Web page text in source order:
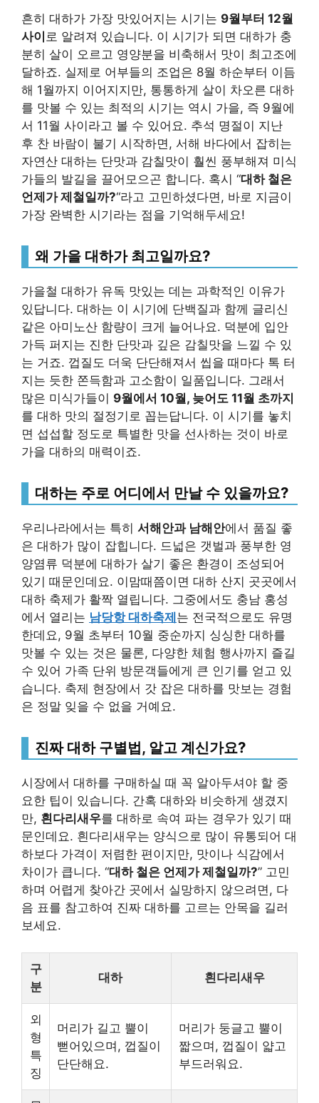
흔히 대하가 가장 맛있어지는 시기는 9월부터 12월
사이 로 알려져 있습니다. 이 시기가 되면 대하가 충
분히 살이 오르고 영양분을 비축해서 맛이 최고조에
달하죠. 실제로 어부들의 조업은 8월 하순부터 이듬
해 1월까지 이어지지만, 통통하게 살이 차오른 대하
를 맛볼 수 있는 최적의 시기는 역시 가을, 즉 9월에
서 11월 사이라고 볼 수 있어요. 추석 명절이 지난
후 찬 바람이 불기 시작하면, 서해 바다에서 잡히는
자연산 대하는 단맛과 감칠맛이 훨씬 풍부해져 미식
가들의 발길을 끌어모으곤 합니다. 혹시 “대하 철은
언제가 제철일까?“라고 고민하셨다면, 바로 지금이
가장 완벽한 시기라는 점을 기억해두세요!
왜 가을 대하가 최고일까요?
가을철 대하가 유독 맛있는 데는 과학적인 이유가
있답니다. 대하는 이 시기에 단백질과 함께 글리신
같은 아미노산 함량이 크게 늘어나요. 덕분에 입안
가득 퍼지는 진한 단맛과 깊은 감칠맛을 느낄 수 있
는 거죠. 껍질도 더욱 단단해져서 씹을 때마다 톡 터
지는 듯한 쫀득함과 고소함이 일품입니다. 그래서
많은 미식가들이 9월에서 10월, 늦어도 11월 초까지
를 대하 맛의 절정기로 꼽는답니다. 이 시기를 놓치
면 섭섭할 정도로 특별한 맛을 선사하는 것이 바로
가을 대하의 매력이죠.
대하는 주로 어디에서 만날 수 있을까요?
우리나라에서는 특히 서해안과 남해안에서 품질 좋
은 대하가 많이 잡힙니다. 드넓은 갯벌과 풍부한 영
양염류 덕분에 대하가 살기 좋은 환경이 조성되어
있기 때문인데요. 이맘때쯤이면 대하 산지 곳곳에서
대하 축제가 활짝 열립니다. 그중에서도 충남 홍성
에서 열리는 남당항 대하축제는 전국적으로도 유명
한데요, 9월 초부터 10월 중순까지 싱싱한 대하를
맛볼 수 있는 것은 물론, 다양한 체험 행사까지 즐길
수 있어 가족 단위 방문객들에게 큰 인기를 얻고 있
습니다. 축제 현장에서 갓 잡은 대하를 맛보는 경험
은 정말 잊을 수 없을 거예요.
진짜 대하 구별법, 알고 계신가요?
시장에서 대하를 구매하실 때 꼭 알아두셔야 할 중
요한 팁이 있습니다. 간혹 대하와 비슷하게 생겼지
만, 흰다리새우를 대하로 속여 파는 경우가 있기 때
문인데요. 흰다리새우는 양식으로 많이 유통되어 대
하보다 가격이 저렴한 편이지만, 맛이나 식감에서
차이가 큽니다. “대하 철은 언제가 제철일까?” 고민
하며 어렵게 찾아간 곳에서 실망하지 않으려면, 다
음 표를 참고하여 진짜 대하를 고르는 안목을 길러
보세요.
구
분
대하 흰다리새우
외
형
특
징
머리가 길고 뿔이
뻗어있으며, 껍질이
단단해요.
머리가 둥글고 뿔이
짧으며, 껍질이 얇고
부드러워요.